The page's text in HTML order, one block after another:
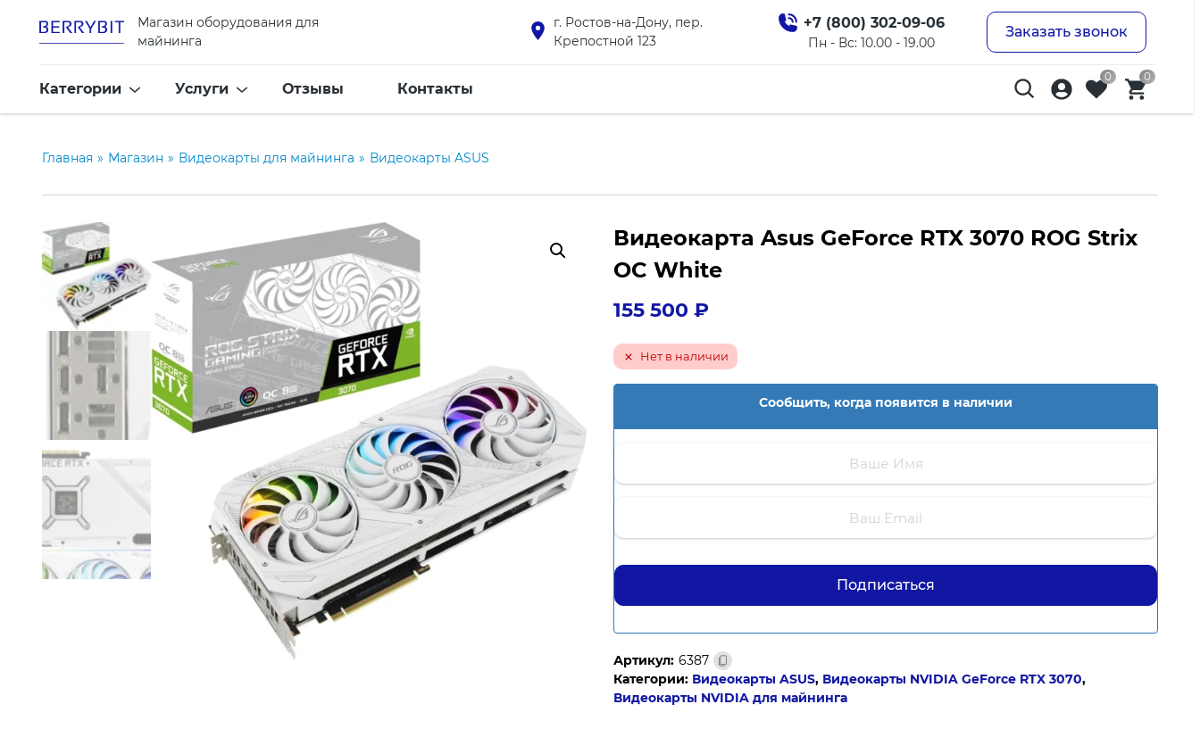
Магазин оборудования для
майнинга
г. Ростов-на-Дону, пер.
Крепостной 123
+7 (800) 302-09-06
Пн - Вс: 10.00 - 19.00
Заказать звонок
Категории Услуги Отзывы Контакты
0 0
Главная » Магазин » Видеокарты для майнинга » Видеокарты ASUS
Видеокарта Asus GeForce RTX 3070 ROG Strix
OC White
155 500 ₽
Нет в наличии
Сообщить, когда появится в наличии
Артикул: 6387
Категории: Видеокарты ASUS, Видеокарты NVIDIA GeForce RTX 3070,
Видеокарты NVIDIA для майнинга